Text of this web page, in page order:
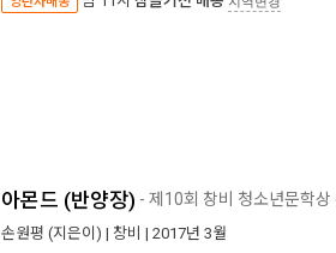
아몬드 (반양장) - 제10회 창비 청소년문학상
손원평 (지은이) | 창비 | 2017년 3월